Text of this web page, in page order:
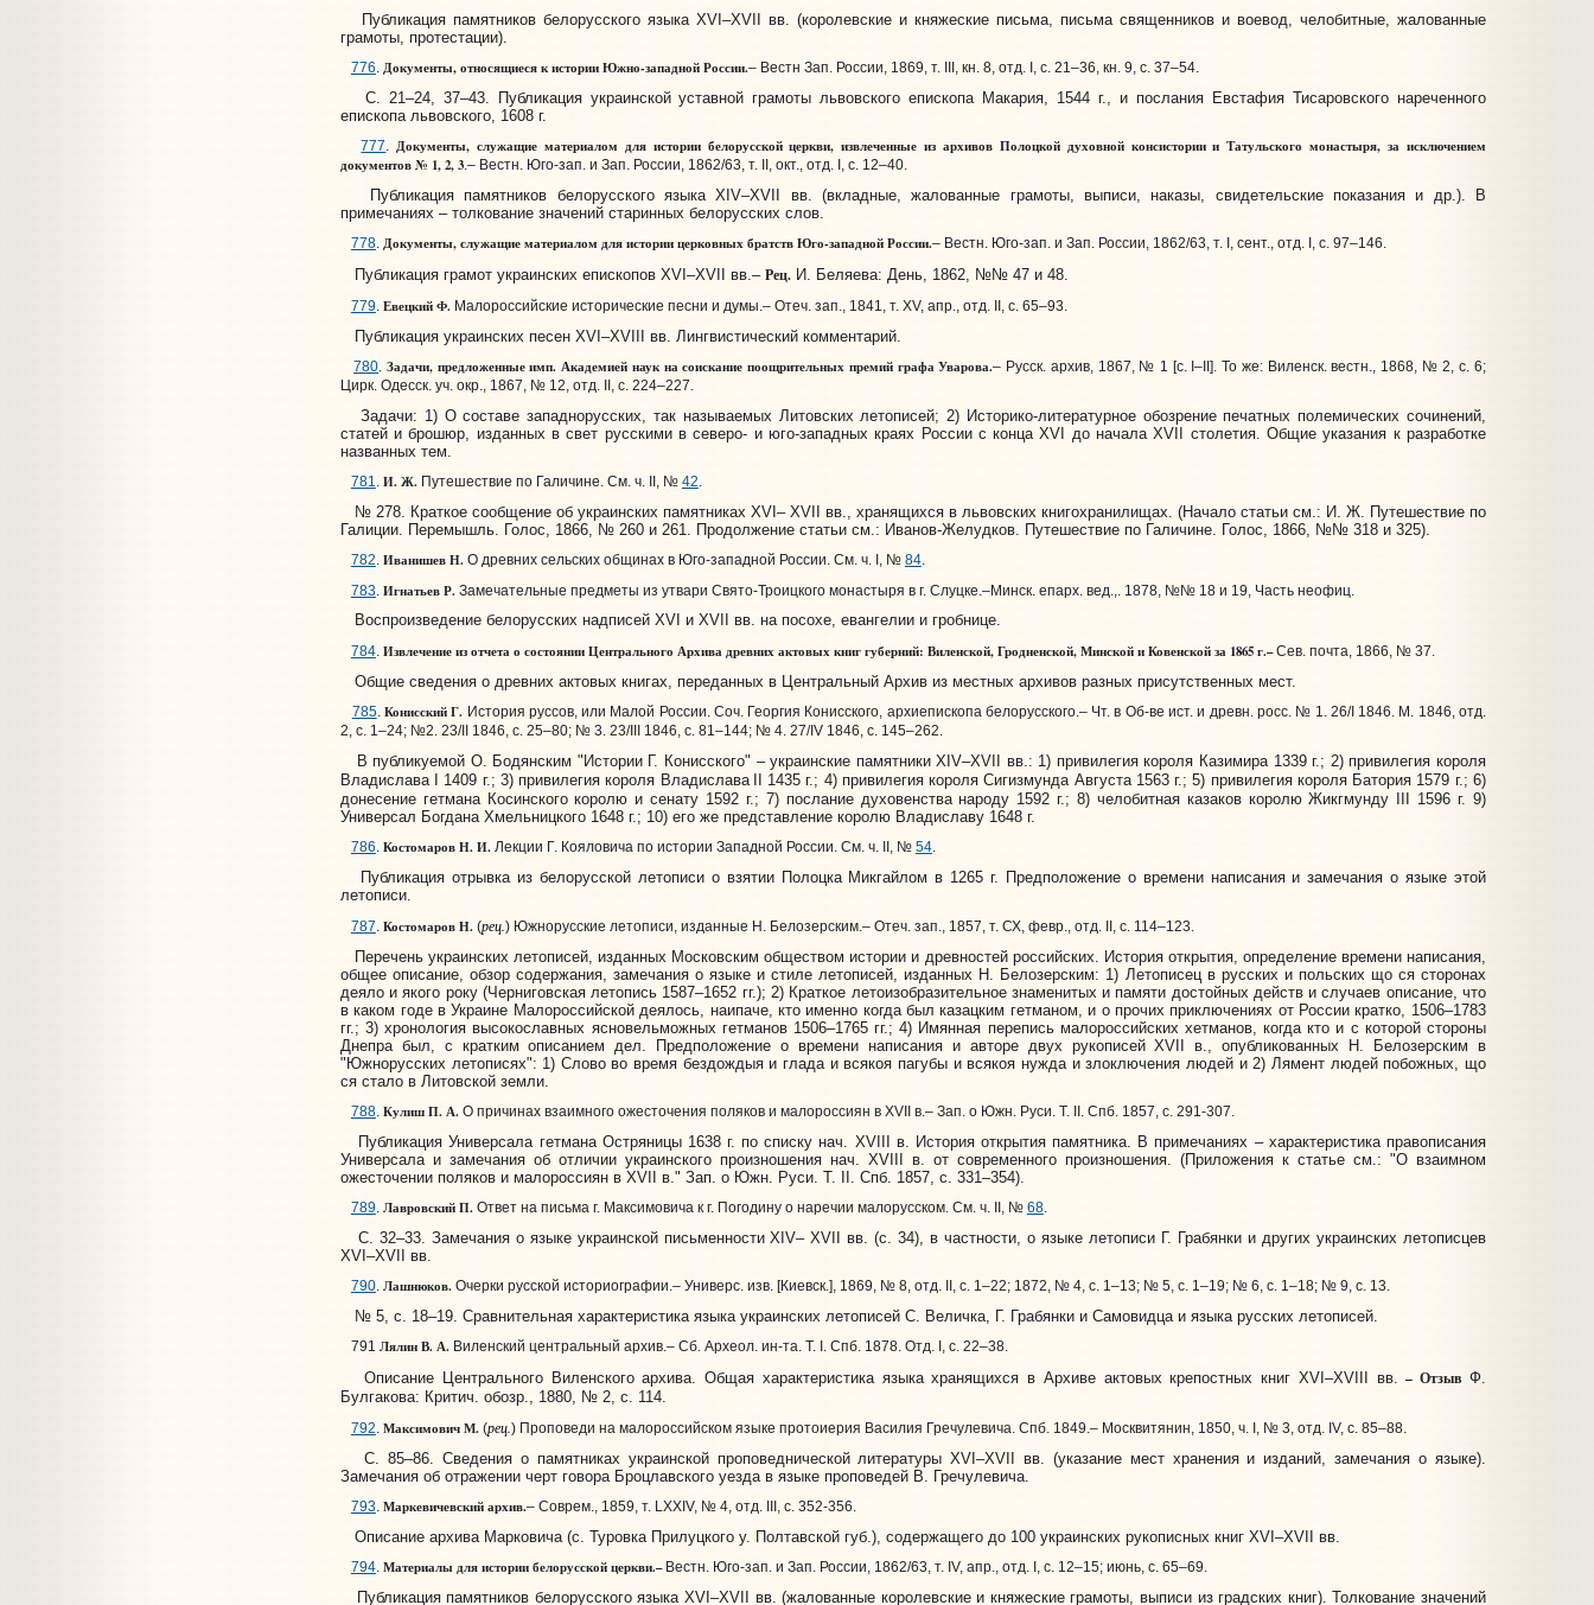
Публикация памятников белорусского языка XVI–XVII вв. (королевские и княжеские письма, письма священников и воевод, челобитные, жалованные
грамоты, протестации).
776.Документы, относящиеся к истории Южно-западной России.– Вестн Зап. России, 1869, т. III, кн. 8, отд. I, с. 21–36, кн. 9, с. 37–54.
С. 21–24, 37–43. Публикация украинской уставной грамоты львовского епископа Макария, 1544 г., и послания Евстафия Тисаровского нареченного
епископа львовского, 1608 г.
777. Документы, служащие материалом для истории белорусской церкви, извлеченные из архивов Полоцкой духовной консистории и Татульского монастыря, за исключением
документов№ 1, 2, 3.– Вестн. Юго-зап. и Зап. России, 1862/63, т. II, окт., отд. I, с. 12–40.
Публикация памятников белорусского языка XIV–XVII вв. (вкладные, жалованные грамоты, выписи, наказы, свидетельские показания и др.). В
примечаниях – толкование значений старинных белорусских слов.
778.Документы, служащие материалом для истории церковных братств Юго-западной России.– Вестн. Юго-зап. и Зап. России, 1862/63, т. I, сент., отд. I, с. 97–146.
Публикация грамот украинских епископов XVI–XVII вв.– Рец.И. Беляева: День, 1862, №№ 47 и 48.
779.Евецкий Ф.Малороссийские исторические песни и думы.– Отеч. зап., 1841, т. XV, апр., отд. II, с. 65–93.
Публикация украинских песен XVI–XVIII вв. Лингвистический комментарий.
780. Задачи, предложенные имп. Академией наук на соискание поощрительных премий графа Уварова.– Русск. архив, 1867, № 1 [с. I–II]. То же: Виленск. вестн., 1868, № 2, с. 6;
Цирк. Одесск. уч. окр., 1867, № 12, отд. II, с. 224–227.
Задачи: 1) О составе западнорусских, так называемых Литовских летописей; 2) Историко-литературное обозрение печатных полемических сочинений,
статей и брошюр, изданных в свет русскими в северо- и юго-западных краях России с конца XVI до начала XVII столетия. Общие указания к разработке
названных тем.
781. И. Ж.Путешествие по Галичине. См. ч. II, № 42.
№ 278. Краткое сообщение об украинских памятниках XVI– XVII вв., хранящихся в львовских книгохранилищах. (Начало статьи см.: И. Ж. Путешествие по
Галиции. Перемышль. Голос, 1866, № 260 и 261. Продолжение статьи см.: Иванов-Желудков. Путешествие по Галичине. Голос, 1866, №№ 318 и 325).
782.Иванишев Н.О древних сельских общинах в Юго-западной России. См. ч. I, № 84.
783. Игнатьев Р. Замечательные предметы из утвари Свято-Троицкого монастыря в г. Слуцке.–Минск. епарх. вед.,. 1878, №№ 18 и 19, Часть неофиц.
Воспроизведение белорусских надписей XVI и XVII вв. на посохе, евангелии и гробнице.
784.Извлечение из отчета о состоянии Центрального Архива древних актовых книг губерний: Виленской, Гродненской, Минской и Ковенской за 1865 г.–Сев. почта, 1866, № 37.
Общие сведения о древних актовых книгах, переданных в Центральный Архив из местных архивов разных присутственных мест.
785.Конисский Г. История руссов, или Малой России. Соч. Георгия Конисского, архиепископа белорусского.– Чт. в Об-ве ист. и древн. росс. № 1. 26/I 1846. М. 1846, отд.
2, с. 1–24; №2. 23/II 1846, с. 25–80; № 3. 23/III 1846, с. 81–144; № 4. 27/IV 1846, с. 145–262.
В публикуемой О. Бодянским "Истории Г. Конисского" – украинские памятники XIV–XVII вв.: 1) привилегия короля Казимира 1339 г.; 2) привилегия короля
Владислава I 1409 г.; 3) привилегия короля Владислава II 1435 г.; 4) привилегия короля Сигизмунда Августа 1563 г.; 5) привилегия короля Батория 1579 г.; 6)
донесение гетмана Косинского королю и сенату 1592 г.; 7) послание духовенства народу 1592 г.; 8) челобитная казаков королю Жикгмунду III 1596 г. 9)
Универсал Богдана Хмельницкого 1648 г.; 10) его же представление королю Владиславу 1648 г.
786.Костомаров Н. И.Лекции Г. Кояловича по истории Западной России. См. ч. II, № 54.
Публикация отрывка из белорусской летописи о взятии Полоцка Микгайлом в 1265 г. Предположение о времени написания и замечания о языке этой
летописи.
787.Костомаров Н.(рец.) Южнорусские летописи, изданные Н. Белозерским.– Отеч. зап., 1857, т. СХ, февр., отд. II, с. 114–123.
Перечень украинских летописей, изданных Московским обществом истории и древностей российских. История открытия, определение времени написания,
общее описание, обзор содержания, замечания о языке и стиле летописей, изданных Н. Белозерским: 1) Летописец в русских и польских що ся сторонах
деяло и якого року (Черниговская летопись 1587–1652 гг.); 2) Краткое летоизобразительное знаменитых и памяти достойных действ и случаев описание, что
в каком годе в Украине Малороссийской деялось, наипаче, кто именно когда был казацким гетманом, и о прочих приключениях от России кратко, 1506–1783
гг.; 3) хронология высокославных ясновельможных гетманов 1506–1765 гг.; 4) Имянная перепись малороссийских хетманов, когда кто и с которой стороны
Днепра был, с кратким описанием дел. Предположение о времени написания и авторе двух рукописей XVII в., опубликованных Н. Белозерским в
"Южнорусских летописях": 1) Слово во время бездождыя и глада и всякоя пагубы и всякоя нужда и злоключения людей и 2) Лямент людей побожных, що
ся стало в Литовской земли.
788.Кулиш П. А.О причинах взаимного ожесточения поляков и малороссиян в XVII в.– Зап. о Южн. Руси. Т. II. Спб. 1857, с. 291-307.
Публикация Универсала гетмана Остряницы 1638 г. по списку нач. XVIII в. История открытия памятника. В примечаниях – характеристика правописания
Универсала и замечания об отличии украинского произношения нач. XVIII в. от современного произношения. (Приложения к статье см.: "О взаимном
ожесточении поляков и малороссиян в XVII в." Зап. о Южн. Руси. Т. II. Спб. 1857, с. 331–354).
789.Лавровский П.Ответ на письма г. Максимовича к г. Погодину о наречии малорусском. См. ч. II, № 68.
С. 32–33. Замечания о языке украинской письменности XIV– XVII вв. (с. 34), в частности, о языке летописи Г. Грабянки и других украинских летописцев
XVI–XVII вв.
790.Лашнюков.Очерки русской историографии.– Универс. изв. [Киевск.], 1869, № 8, отд. II, с. 1–22; 1872, № 4, с. 1–13; № 5, с. 1–19; № 6, с. 1–18; № 9, с. 13.
№ 5, с. 18–19. Сравнительная характеристика языка украинских летописей С. Величка, Г. Грабянки и Самовидца и языка русских летописей.
791 Лялин В. А.Виленский центральный архив.– Сб. Археол. ин-та. Т. I. Спб. 1878. Отд. I, с. 22–38.
Описание Центрального Виленского архива. Общая характеристика языка хранящихся в Архиве актовых крепостных книг XVI–XVIII вв.– Отзыв Ф.
Булгакова: Критич. обозр., 1880, № 2, с. 114.
792.Максимович М.(рец.) Проповеди на малороссийском языке протоиерия Василия Гречулевича. Спб. 1849.– Москвитянин, 1850, ч. I, № 3, отд. IV, с. 85–88.
С. 85–86. Сведения о памятниках украинской проповеднической литературы XVI–XVII вв. (указание мест хранения и изданий, замечания о языке).
Замечания об отражении черт говора Броцлавского уезда в языке проповедей В. Гречулевича.
793.Маркевичевский архив.– Соврем., 1859, т. LXХIV, № 4, отд. III, с. 352-356.
Описание архива Марковича (с. Туровка Прилуцкого у. Полтавской губ.), содержащего до 100 украинских рукописных книг XVI–XVII вв.
794.Материалы для истории белорусской церкви.–Вестн. Юго-зап. и Зап. России, 1862/63, т. IV, апр., отд. I, с. 12–15; июнь, с. 65–69.
Публикация памятников белорусского языка XVI–XVII вв. (жалованные королевские и княжеские грамоты, выписи из градских книг). Толкование значений